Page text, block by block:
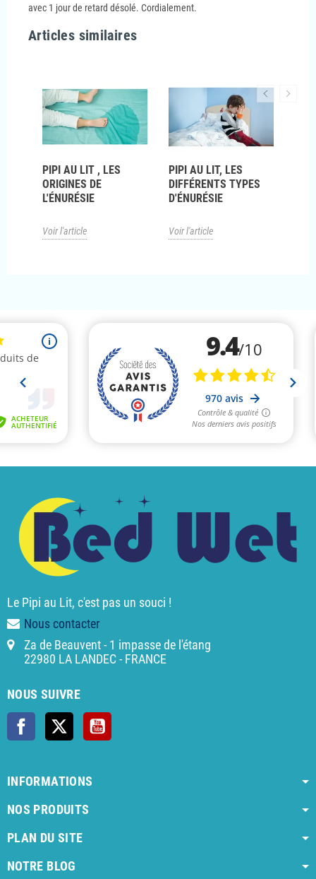
avec 1 jour de retard désolé. Cordialement.
Articles similaires
PIPI AU LIT , LES
ORIGINES DE
L'ÉNURÉSIE
Voir l'article
PIPI AU LIT, LES
DIFFÉRENTS TYPES
D'ÉNURÉSIE
Voir l'article
Le Pipi au Lit, c'est pas un souci !
Nous contacter
Za de Beauvent - 1 impasse de l'étang
22980 LA LANDEC - FRANCE
NOUS SUIVRE
Facebook
INFORMATIONS
NOS PRODUITS
PLAN DU SITE
NOTRE BLOG